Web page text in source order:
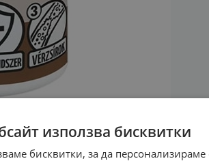
използва бисквитки
бисквитки, за да